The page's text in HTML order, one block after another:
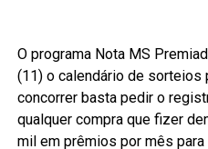
O programa Nota MS
(11) o calendário de sorteios
concorrer basta pedir o
qualquer compra que fizer
mil em prêmios por mês